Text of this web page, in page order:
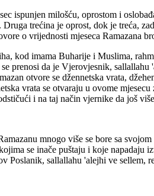
ispunjen milošću, oprostom i
trećina je oprost, dok je treća,
o vrijednosti mjeseca Ramazana
kod imama Buharije i Muslima,
prenosi da je Vjerovjesnik, sallallahu
otvore se džennetska vrata,
vrata se otvaraju u ovome
i na taj način vjernike da još
mnogo više se bore sa
se inače puštaju i koje napadaju
sallallahu 'alejhi ve sellem,